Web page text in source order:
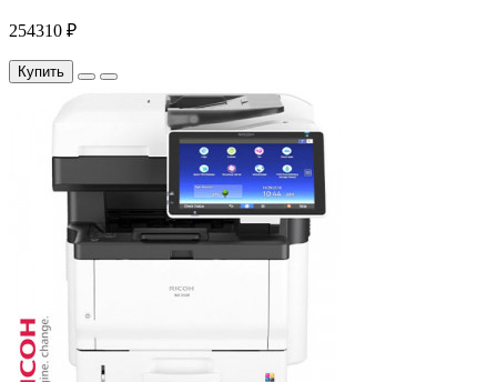
254310 ₽
Купить